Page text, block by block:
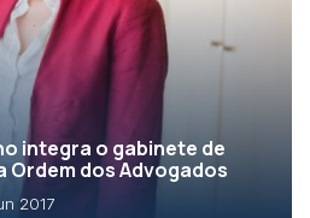
integra o gabinete de
dos Advogados
2017